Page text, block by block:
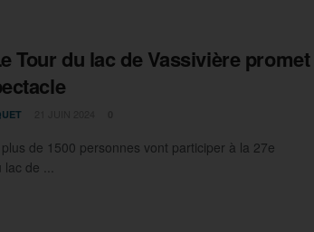
Tour du lac de Vassivière promet
de 1500 personnes vont participer à la 27e
de ...